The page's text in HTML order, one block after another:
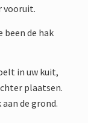
vooruit.
de hak
in uw kuit,
plaatsen.
de grond.